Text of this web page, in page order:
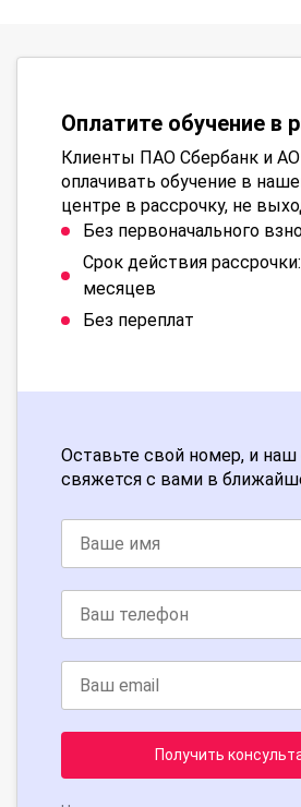
Оплатите обучение в
Клиенты ПАО Сбербанк и
оплачивать обучение в
центре в рассрочку, не
Без первоначального
Срок действия
месяцев
Без переплат
Оставьте свой номер, и наш
свяжется с вами в
Получить